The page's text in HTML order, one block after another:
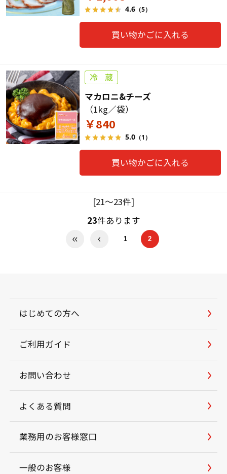
4.6（5）
買い物かごに入れる
マカロニ&チーズ
（1kg／袋）
￥840
5.0（1）
買い物かごに入れる
[21～23件]
23件あります
1 2
はじめての方へ
ご利用ガイド
お問い合わせ
よくある質問
業務用のお客様窓口
一般のお客様